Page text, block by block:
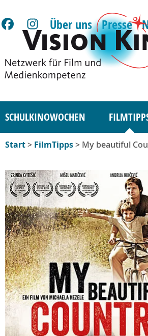
Über uns Presse
SCHULKINOWOCHEN
Start> FilmTipps> My beautiful